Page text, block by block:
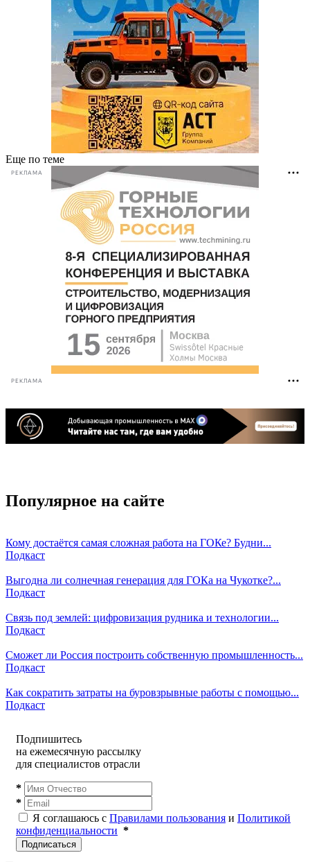
Еще по теме
РЕКЛАМА
РЕКЛАМА
Популярное на сайте
Кому достаётся самая сложная работа на ГОКе? Будни...
Подкаст
Выгодна ли солнечная генерация для ГОКа на Чукотке?...
Подкаст
Связь под землей: цифровизация рудника и технологии...
Подкаст
Сможет ли Россия построить собственную промышленность...
Подкаст
Как сократить затраты на буровзрывные работы с помощью...
Подкаст
Подпишитесь
на ежемесячную рассылку
для специалистов отрасли
*
*
Я соглашаюсь с Правилами пользования и Политикой
конфиденциальности *
Подписаться